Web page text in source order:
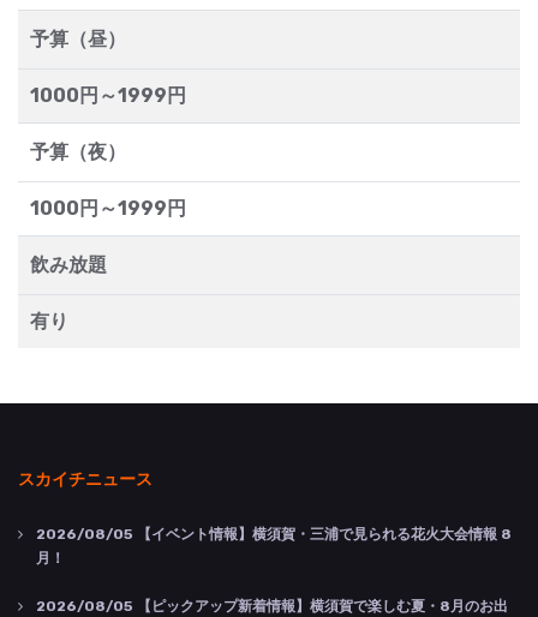
予算（昼）
1000円～1999円
予算（夜）
1000円～1999円
飲み放題
有り
スカイチニュース
2026/08/05 【イベント情報】横須賀・三浦で見られる花火大会情報 8
月！
2026/08/05 【ピックアップ新着情報】横須賀で楽しむ夏・8月のお出